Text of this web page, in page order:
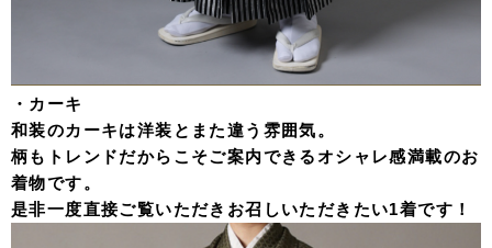
・カーキ
和装のカーキは洋装とまた違う雰囲気。
柄もトレンドだからこそご案内できるオシャレ感満載のお
着物です。
是非一度直接ご覧いただきお召しいただきたい1着です！